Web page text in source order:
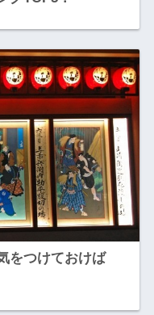
をつけておけば